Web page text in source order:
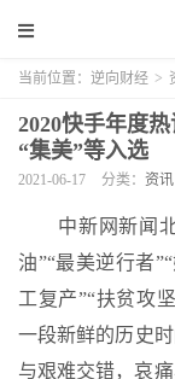
当前位置： 逆向财经 >
2020快手年度
“集美”等入选
2021-06-17 分类： 资讯
中新网新闻北
油”“最美逆行者
工复产”“扶贫攻
一段新鲜的历史
与艰难交错，哀